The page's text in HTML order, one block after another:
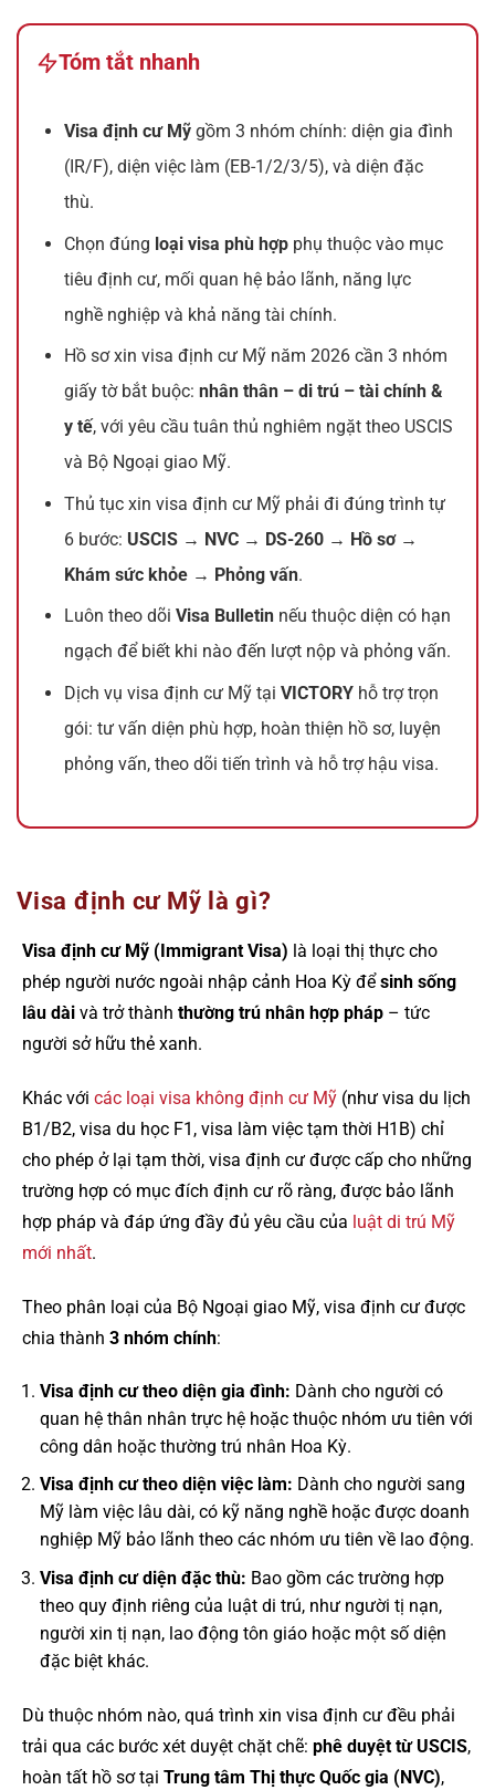
Tóm tắt nhanh
Visa định cư Mỹ gồm 3 nhóm chính: diện gia đình
(IR/F), diện việc làm (EB-1/2/3/5), và diện đặc
thù.
Chọn đúng loại visa phù hợp phụ thuộc vào mục
tiêu định cư, mối quan hệ bảo lãnh, năng lực
nghề nghiệp và khả năng tài chính.
Hồ sơ xin visa định cư Mỹ năm 2026 cần 3 nhóm
giấy tờ bắt buộc:nhân thân – di trú – tài chính &
y tế, với yêu cầu tuân thủ nghiêm ngặt theo USCIS
và Bộ Ngoại giao Mỹ.
Thủ tục xin visa định cư Mỹ phải đi đúng trình tự
6 bước: USCIS → NVC → DS-260 → Hồ sơ →
Khám sức khỏe → Phỏng vấn.
Luôn theo dõiVisa Bulletin nếu thuộc diện có hạn
ngạch để biết khi nào đến lượt nộp và phỏng vấn.
Dịch vụ visa định cư Mỹ tạiVICTORY hỗ trợ trọn
gói: tư vấn diện phù hợp, hoàn thiện hồ sơ, luyện
phỏng vấn, theo dõi tiến trình và hỗ trợ hậu visa.
Visa định cư Mỹ là gì?
Visa định cư Mỹ (Immigrant Visa) là loại thị thực cho
phép người nước ngoài nhập cảnh Hoa Kỳ để sinh sống
lâu dài và trở thành thường trú nhân hợp pháp – tức
người sở hữu thẻ xanh.
Khác với các loại visa không định cư Mỹ (như visa du lịch
B1/B2, visa du học F1, visa làm việc tạm thời H1B) chỉ
cho phép ở lại tạm thời, visa định cư được cấp cho những
trường hợp có mục đích định cư rõ ràng, được bảo lãnh
hợp pháp và đáp ứng đầy đủ yêu cầu của luật di trú Mỹ
mới nhất.
Theo phân loại của Bộ Ngoại giao Mỹ, visa định cư được
chia thành 3 nhóm chính:
Visa định cư theo diện gia đình: Dành cho người có
quan hệ thân nhân trực hệ hoặc thuộc nhóm ưu tiên với
công dân hoặc thường trú nhân Hoa Kỳ.
Visa định cư theo diện việc làm: Dành cho người sang
Mỹ làm việc lâu dài, có kỹ năng nghề hoặc được doanh
nghiệp Mỹ bảo lãnh theo các nhóm ưu tiên về lao động.
Visa định cư diện đặc thù: Bao gồm các trường hợp
theo quy định riêng của luật di trú, như người tị nạn,
người xin tị nạn, lao động tôn giáo hoặc một số diện
đặc biệt khác.
Dù thuộc nhóm nào, quá trình xin visa định cư đều phải
trải qua các bước xét duyệt chặt chẽ: phê duyệt từ USCIS,
hoàn tất hồ sơ tại Trung tâm Thị thực Quốc gia (NVC),